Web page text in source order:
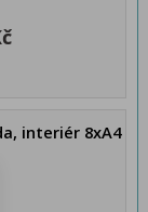
interiér 8xA4